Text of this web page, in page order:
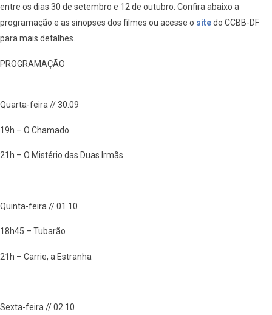
entre os dias 30 de setembro e 12 de outubro. Confira abaixo a
programação e as sinopses dos filmes ou acesse o sitedo CCBB-DF
para mais detalhes.
PROGRAMAÇÃO
Quarta-feira // 30.09
19h – O Chamado
21h – O Mistério das Duas Irmãs
Quinta-feira // 01.10
18h45 – Tubarão
21h – Carrie, a Estranha
Sexta-feira // 02.10